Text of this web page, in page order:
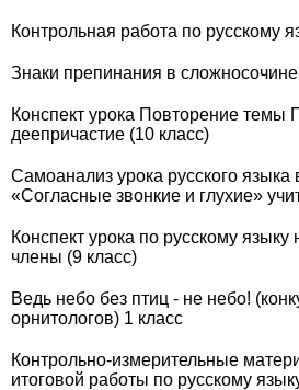
Контрольная работа по русскому
Знаки препинания в
Конспект урока Повторение темы
деепричастие (10 класс)
Самоанализ урока русского языка
«Согласные звонкие и глухие»
Конспект урока по русскому
члены (9 класс)
Ведь небо без птиц - не небо!
орнитологов) 1 класс
Контрольно-измерительные
итоговой работы по русскому